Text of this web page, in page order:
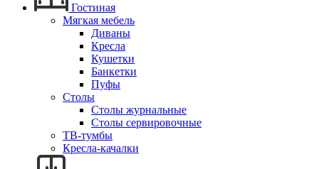
Гостиная
Мягкая мебель
Диваны
Кресла
Кушетки
Банкетки
Пуфы
Столы
Столы журнальные
Столы сервировочные
ТВ-тумбы
Кресла-качалки